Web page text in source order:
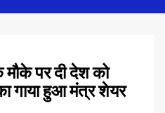
मौके पर दी देश को
गाया हुआ मंत्र शेयर